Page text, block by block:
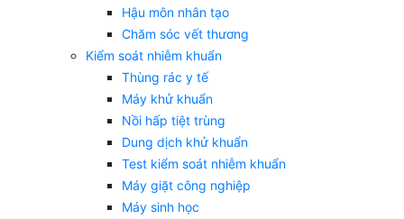
Hậu môn nhân tạo
Chăm sóc vết thương
Kiểm soát nhiễm khuẩn
Thùng rác y tế
Máy khử khuẩn
Nồi hấp tiệt trùng
Dung dịch khử khuẩn
Test kiểm soát nhiễm khuẩn
Máy giặt công nghiệp
Máy sinh học